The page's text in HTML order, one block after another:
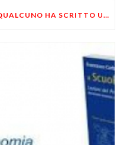
KRUGMAN E L’ARGENTINA: QUALCUNO HA SCRITTO UN SACCO DI IDIOZIE